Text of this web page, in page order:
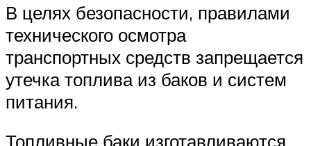
В целях безопасности, правилами
технического осмотра
транспортных средств запрещается
утечка топлива из баков и систем
питания.
Топливные баки изготавливаются